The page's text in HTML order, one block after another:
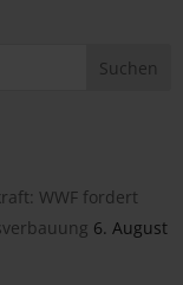
WWF fordert
6. August